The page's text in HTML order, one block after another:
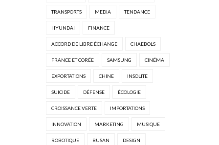
TRANSPORTS MEDIA TENDANCE
HYUNDAI FINANCE
ACCORD DE LIBRE ÉCHANGE CHAEBOLS
FRANCE ET CORÉE SAMSUNG CINÉMA
EXPORTATIONS CHINE INSOLITE
SUICIDE DÉFENSE ÉCOLOGIE
CROISSANCE VERTE IMPORTATIONS
INNOVATION MARKETING MUSIQUE
ROBOTIQUE BUSAN DESIGN